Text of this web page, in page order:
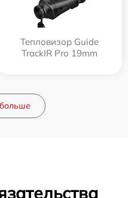
Тепловизор Guide
TrackIR Pro 19mm